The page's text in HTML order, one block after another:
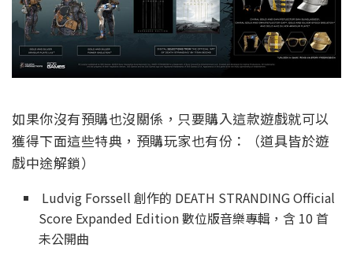
如果你沒有預購也沒關係，只要購入這款遊戲就可以
獲得下面這些特典，預購玩家也有份：（道具皆於遊
戲中途解鎖）
Ludvig Forssell 創作的 DEATH STRANDING Official
Score Expanded Edition 數位版音樂專輯，含 10 首
未公開曲